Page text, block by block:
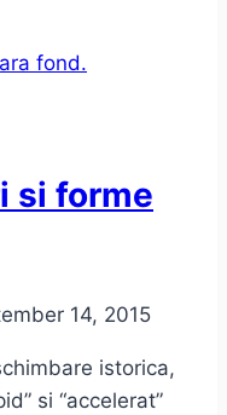
si forme
14, 2015
istorica,
si “accelerat”